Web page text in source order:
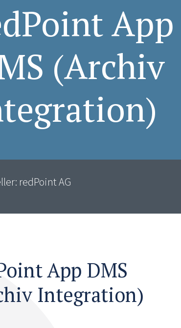
App
(Archiv
redPoint AG
App DMS
Integration)